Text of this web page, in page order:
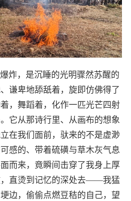
炸，是沉睡的光明骤然苏醒的
谦卑地舔舐着，旋即仿佛得了
，舞蹈着，化作一匹光芒四射
它从那诗行里、从画布的想象
在我们面前，驮来的不是虚渺
感的、带着硫磺与草木灰气息
而来，竟瞬间击穿了我身上厚
，直烫到记忆的深处去——我猛
边，偷偷点燃豆秸的自己，望